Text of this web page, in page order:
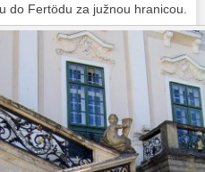
do Fertödu za južnou hranicou.